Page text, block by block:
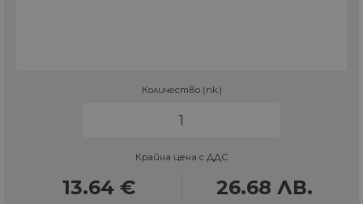
Количество (пк.)
Крайна цена с ДДС
13.64 € 26.68 ЛВ.